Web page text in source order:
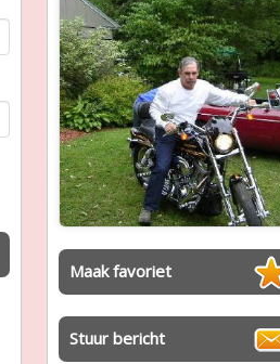
Maak favoriet
Stuur bericht